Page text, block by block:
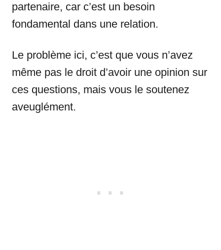
partenaire, car c’est un besoin
fondamental dans une relation.
Le problème ici, c’est que vous n’avez
même pas le droit d’avoir une opinion sur
ces questions, mais vous le soutenez
aveuglément.